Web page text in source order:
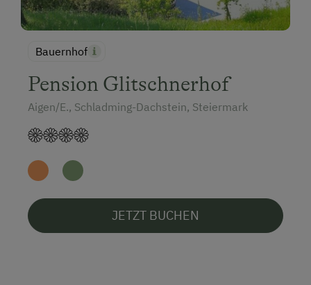
Bauernhof
Pension Glitschnerhof
Aigen/E., Schladming-Dachstein, Steiermark
JETZT BUCHEN